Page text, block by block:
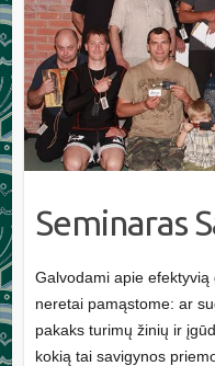
Seminaras
Galvodami apie efektyvią
neretai pamąstome: ar
pakaks turimų žinių ir
kokią tai savigynos